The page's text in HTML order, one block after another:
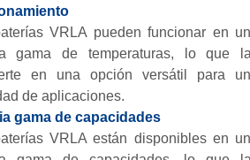
VRLA pueden funcionar en
gama de temperaturas, lo que
en una opción versátil para
de aplicaciones.
gama de capacidades
VRLA están disponibles en